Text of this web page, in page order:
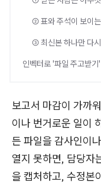
② 표와 주석이 보이
③ 최신본 하나만 다
인벡터로 '파일 주고받
보고서 마감이 가까
이나 번거로운 일이
든 파일을 감사인이
열지 못하면, 담당자
을 캡처하고, 수정본